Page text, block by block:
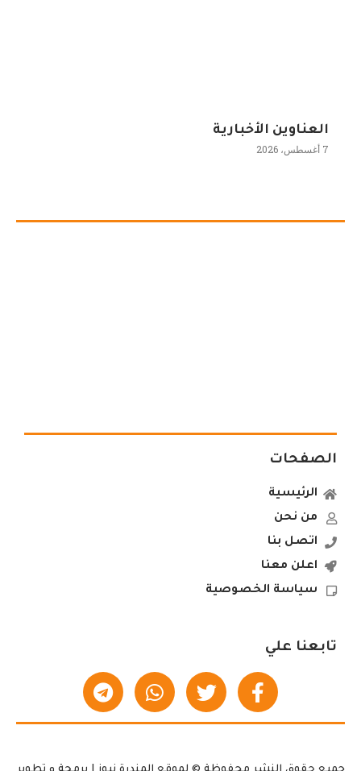
العناوين الأخبارية
7 أغسطس، 2026
الصفحات
الرئيسية
من نحن
اتصل بنا
اعلن معنا
سياسة الخصوصية
تابعنا علي